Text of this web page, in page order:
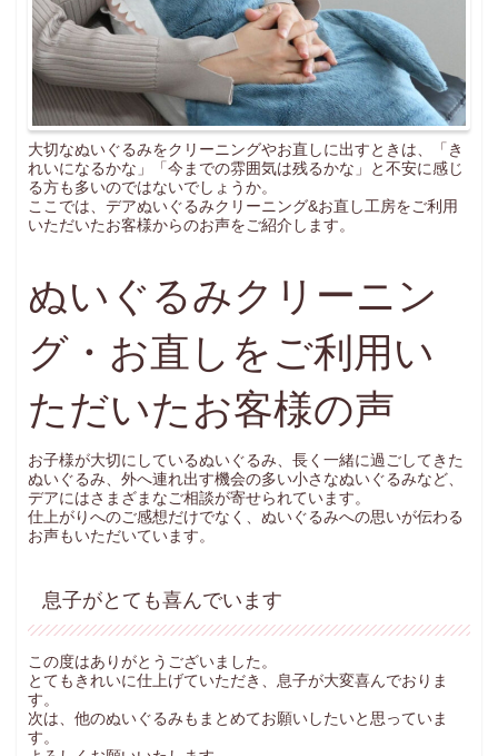
大切なぬいぐるみをクリーニングやお直しに出すときは、「き
れいになるかな」「今までの雰囲気は残るかな」と不安に感じ
る方も多いのではないでしょうか。
ここでは、デアぬいぐるみクリーニング&お直し工房をご利用
いただいたお客様からのお声をご紹介します。
ぬいぐるみクリーニン
グ・お直しをご利用い
ただいたお客様の声
お子様が大切にしているぬいぐるみ、長く一緒に過ごしてきた
ぬいぐるみ、外へ連れ出す機会の多い小さなぬいぐるみなど、
デアにはさまざまなご相談が寄せられています。
仕上がりへのご感想だけでなく、ぬいぐるみへの思いが伝わる
お声もいただいています。
息子がとても喜んでいます
この度はありがとうございました。
とてもきれいに仕上げていただき、息子が大変喜んでおりま
す。
次は、他のぬいぐるみもまとめてお願いしたいと思っていま
す。